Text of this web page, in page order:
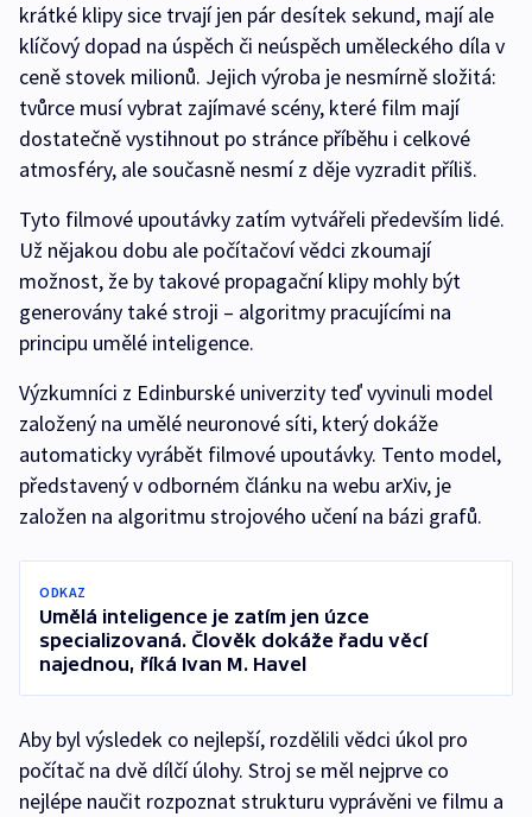
krátké klipy sice trvají jen pár desítek sekund, mají ale
klíčový dopad na úspěch či neúspěch uměleckého díla v
ceně stovek milionů. Jejich výroba je nesmírně složitá:
tvůrce musí vybrat zajímavé scény, které film mají
dostatečně vystihnout po stránce příběhu i celkové
atmosféry, ale současně nesmí z děje vyzradit příliš.
Tyto filmové upoutávky zatím vytvářeli především lidé.
Už nějakou dobu ale počítačoví vědci zkoumají
možnost, že by takové propagační klipy mohly být
generovány také stroji –⁠ algoritmy pracujícími na
principu umělé inteligence.
Výzkumníci z Edinburské univerzity teď vyvinuli model
založený na umělé neuronové síti, který dokáže
automaticky vyrábět filmové upoutávky. Tento model,
představený v odborném článku na webu arXiv, je
založen na algoritmu strojového učení na bázi grafů.
ODKAZ
Umělá inteligence je zatím jen úzce
specializovaná. Člověk dokáže řadu věcí
najednou, říká Ivan M. Havel
Aby byl výsledek co nejlepší, rozdělili vědci úkol pro
počítač na dvě dílčí úlohy. Stroj se měl nejprve co
nejlépe naučit rozpoznat strukturu vyprávěni ve filmu a